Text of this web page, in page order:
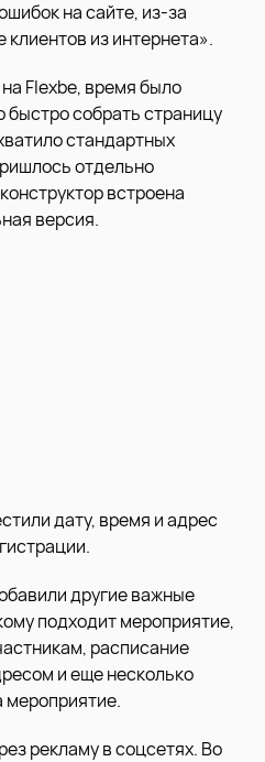
на сайте, из-за
клиентов из интернета».
Flexbe, время было
собрать страницу
стандартных
отдельно
встроена
версия.
дату, время и адрес
другие важные
подходит мероприятие,
расписание
и еще несколько
мероприятие.
рекламу в соцсетях. Во